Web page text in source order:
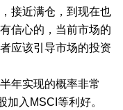
接近满仓，到现在也
信心的，当前市场的
应该引导市场的投资
年实现的概率非常
入MSCI等利好。